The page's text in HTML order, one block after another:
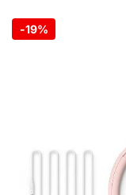
-19%